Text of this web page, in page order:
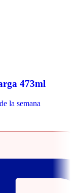
473ml
la semana